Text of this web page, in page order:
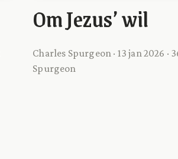
Om Jezus’ wil
Charles Spurgeon · 13 jan 2026 ·
Spurgeon